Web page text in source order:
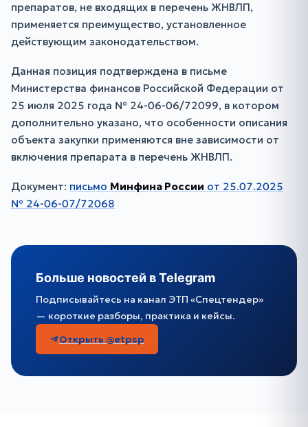
препаратов, не входящих в перечень ЖНВЛП,
применяется преимущество, установленное
действующим законодательством.
Данная позиция подтверждена в письме
Министерства финансов Российской Федерации от
25 июля 2025 года № 24-06-06/72099, в котором
дополнительно указано, что особенности описания
объекта закупки применяются вне зависимости от
включения препарата в перечень ЖНВЛП.
Документ: письмо Минфина России от 25.07.2025
№ 24-06-07/72068
Больше новостей в Telegram
Подписывайтесь на канал ЭТП «Спецтендер»
— короткие разборы, практика и кейсы.
Открыть @etpsp